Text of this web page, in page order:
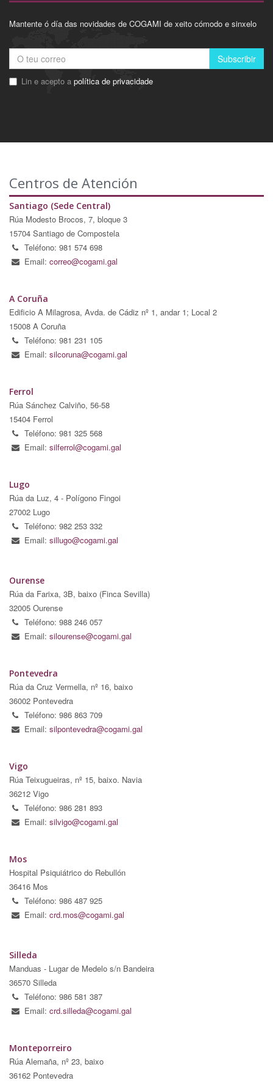
Mantente ó día das novidades de COGAMI de xeito cómodo e sinxelo
Subscribir
Lin e acepto a política de privacidade
Centros de Atención
Santiago (Sede Central)
Rúa Modesto Brocos, 7, bloque 3
15704 Santiago de Compostela
Teléfono: 981 574 698
Email: correo@cogami.gal
A Coruña
Edificio A Milagrosa, Avda. de Cádiz nº 1, andar 1; Local 2
15008 A Coruña
Teléfono: 981 231 105
Email: silcoruna@cogami.gal
Ferrol
Rúa Sánchez Calviño, 56-58
15404 Ferrol
Teléfono: 981 325 568
Email: silferrol@cogami.gal
Lugo
Rúa da Luz, 4 - Polígono Fingoi
27002 Lugo
Teléfono: 982 253 332
Email: sillugo@cogami.gal
Ourense
Rúa da Farixa, 3B, baixo (Finca Sevilla)
32005 Ourense
Teléfono: 988 246 057
Email: silourense@cogami.gal
Pontevedra
Rúa da Cruz Vermella, nº 16, baixo
36002 Pontevedra
Teléfono: 986 863 709
Email: silpontevedra@cogami.gal
Vigo
Rúa Teixugueiras, nº 15, baixo. Navia
36212 Vigo
Teléfono: 986 281 893
Email: silvigo@cogami.gal
Mos
Hospital Psiquiátrico do Rebullón
36416 Mos
Teléfono: 986 487 925
Email: crd.mos@cogami.gal
Silleda
Manduas - Lugar de Medelo s/n Bandeira
36570 Silleda
Teléfono: 986 581 387
Email: crd.silleda@cogami.gal
Monteporreiro
Rúa Alemaña, nº 23, baixo
36162 Pontevedra